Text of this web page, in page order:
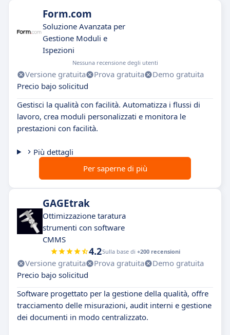
Form.com
Soluzione Avanzata per
Gestione Moduli e
Ispezioni
Nessuna recensione degli utenti
Versione gratuita Prova gratuita
Demo gratuita
Precio bajo solicitud
Gestisci la qualità con facilità. Automatizza i flussi di
lavoro, crea moduli personalizzati e monitora le
prestazioni con facilità.
Più dettagli
Per saperne di più
GAGEtrak
Ottimizzazione taratura
strumenti con software
CMMS
4.2Sulla base di +200 recensioni
Versione gratuita Prova gratuita
Demo gratuita
Precio bajo solicitud
Software progettato per la gestione della qualità, offre
tracciamento delle misurazioni, audit interni e gestione
dei documenti in modo centralizzato.